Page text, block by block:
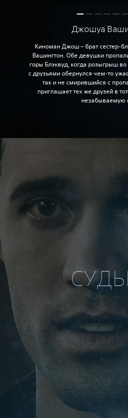
Джошуа
Киноман Джош – брат сестер-
Вашингтон. Обе девушки
горы Блэквуд, когда розыгрыш
с друзьями обернулся чем-то
так и не смирившийся с
приглашает тех же друзей в
незабываемую